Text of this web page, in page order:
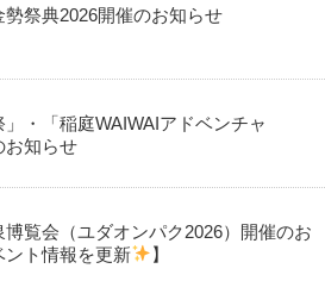
祭典2026開催のお知らせ
」・「稲庭WAIWAIアドベンチャ
知らせ
博覧会（ユダオンパク2026）開催のお
ント情報を更新
】